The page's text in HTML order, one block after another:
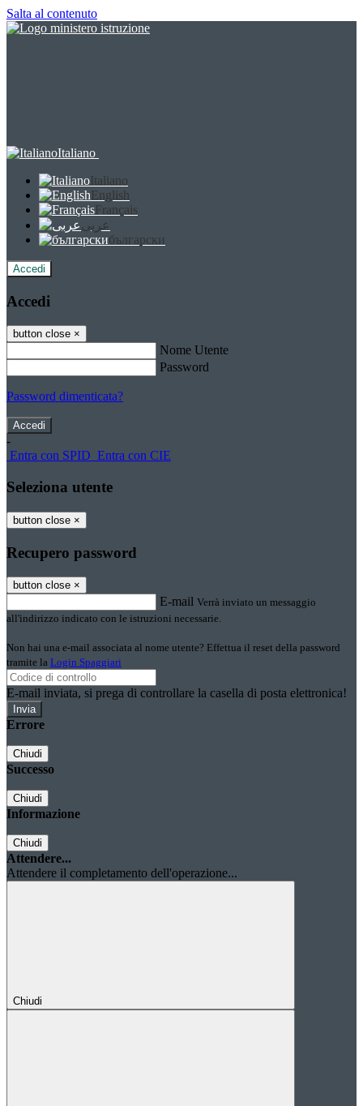
Salta al contenuto
Italiano
Italiano
English
Français
عربى
български
Accedi
Accedi
button close ×
Nome Utente
Password
Password dimenticata?
-
Entra con SPID Entra con CIE
Seleziona utente
button close ×
Recupero password
button close ×
E-mail Verrà inviato un messaggio
all'indirizzo indicato con le istruzioni necessarie.
Non hai una e-mail associata al nome utente? Effettua il reset della password
tramite la Login Spaggiari
E-mail inviata, si prega di controllare la casella di posta elettronica!
Errore
Chiudi
Successo
Chiudi
Informazione
Chiudi
Attendere...
Attendere il completamento dell'operazione...
Chiudi